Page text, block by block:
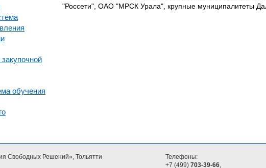
обучения
"Россети", ОАО "МРСК Урала", крупные муниципалитеты
Свободных Решений», Тольятти
Телефоны:
+7 (499) 703-39-66,